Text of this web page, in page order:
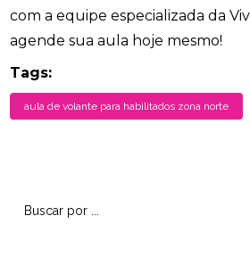
com a equipe especializada da
agende sua aula hoje mesmo!
Tags:
aula de volante para habilitados zona norte